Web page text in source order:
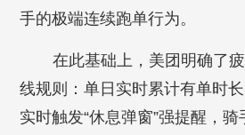
手的极端连续跑单行为。
在此基础上，美团明确了
线规则：单日实时累计有单时
实时触发“休息弹窗”强提醒，骑